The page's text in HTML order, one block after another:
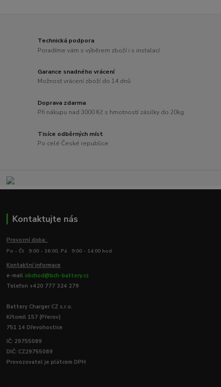
Technická podpora
Poradíme vám s výběrem zboží i s instalací
Garance snadného vrácení
Možnost vrácení zboží do 14 dnů
Doprava zdarma
Při nákupu nad 3000 Kč s hmotností zásilky do 20kg
Tisíce odběrných míst
Po celé České republice
Kontaktujte nás
Provozní doba:
Po - Čt 9:00 - 16:00, Pá 9:00 - 14:00 hod
Kontaktní informace
e-mail obchod@bch-battery.cz
Telefon +420 777 324 279
Battery Charger CZ s.r.o.
Křtomil 157 (Přerov)
751 14 Dřevohostice
IČ: 29755069
DIČ: CZ29755069
Provozovatel je plátcem DPH